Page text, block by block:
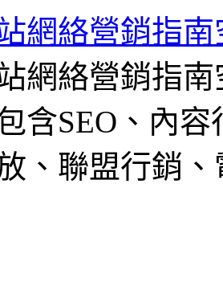
網絡營銷指南
網絡營銷指
含SEO、內
、聯盟行銷